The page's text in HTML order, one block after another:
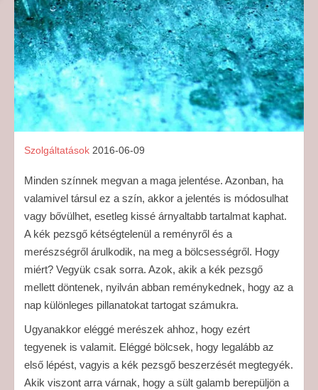
Szolgáltatások 2016-06-09
Minden színnek megvan a maga jelentése. Azonban, ha
valamivel társul ez a szín, akkor a jelentés is módosulhat
vagy bővülhet, esetleg kissé árnyaltabb tartalmat kaphat.
A kék pezsgő kétségtelenül a reményről és a
merészségről árulkodik, na meg a bölcsességről. Hogy
miért? Vegyük csak sorra. Azok, akik a kék pezsgő
mellett döntenek, nyilván abban reménykednek, hogy az a
nap különleges pillanatokat tartogat számukra.
Ugyanakkor eléggé merészek ahhoz, hogy ezért
tegyenek is valamit. Eléggé bölcsek, hogy legalább az
első lépést, vagyis a kék pezsgő beszerzését megtegyék.
Akik viszont arra várnak, hogy a sült galamb berepüljön a